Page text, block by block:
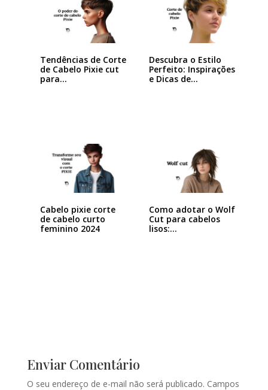
Tendências de Corte
de Cabelo Pixie cut
para…
Descubra o Estilo
Perfeito: Inspirações
e Dicas de…
Cabelo pixie corte
de cabelo curto
feminino 2024
Como adotar o Wolf
Cut para cabelos
lisos:…
Enviar Comentário
O seu endereço de e-mail não será publicado. Campos